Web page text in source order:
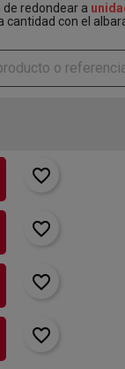
redondear a
con el
favorite_border
favorite_border
favorite_border
favorite_border